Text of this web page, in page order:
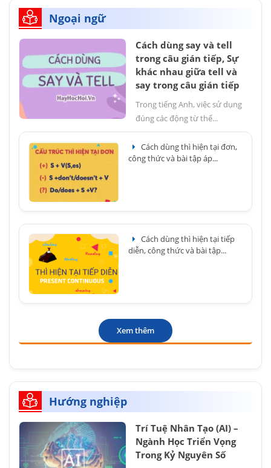
Ngoại ngữ
Cách dùng say và tell
trong câu gián tiếp, Sự
khác nhau giữa tell và
say trong câu gián tiếp
Trong tiếng Anh, việc sử dụng
đúng các động từ thể...
Cách dùng thì hiện tại đơn,
công thức và bài tập áp...
Cách dùng thì hiện tại tiếp
diễn, công thức và bài tập...
Xem thêm
Hướng nghiệp
Trí Tuệ Nhân Tạo (AI) –
Ngành Học Triển Vọng
Trong Kỷ Nguyên Số